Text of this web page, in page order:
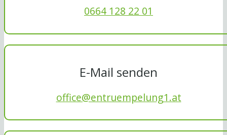
0664 128 22 01
E-Mail senden
office@entruempelung1.at